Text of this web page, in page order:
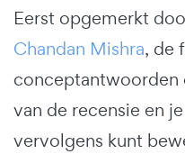
Eerst opgemerkt
Chandan Mishra, de
conceptantwoorden
van de recensie en
vervolgens kunt